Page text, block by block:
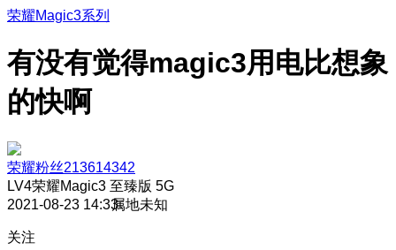
荣耀Magic3系列
有没有觉得magic3用电比想象
的快啊
荣耀粉丝213614342
LV4荣耀Magic3 至臻版 5G
2021-08-23 14:33属地未知
关注